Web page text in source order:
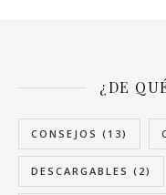
¿DE
CONSEJOS (13)
DESCARGABLES (2)